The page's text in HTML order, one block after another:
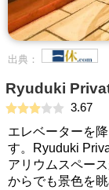
出典：
Ryuduki
3.67
エレベーターを
す。Ryuduki
アリウムスペー
からでも景色を